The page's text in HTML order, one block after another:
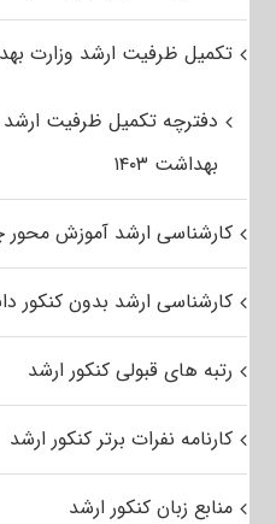
تکمیل ظرفیت ارشد وزارت
دفترچه تکمیل ظرفیت ارشد
بهداشت ۱۴۰۳
کارشناسی ارشد آموزش
کارشناسی ارشد بدون کنکور
رتبه های قبولی کنکور ارشد
کارنامه نفرات برتر کنکور ارشد
منابع زبان کنکور ارشد